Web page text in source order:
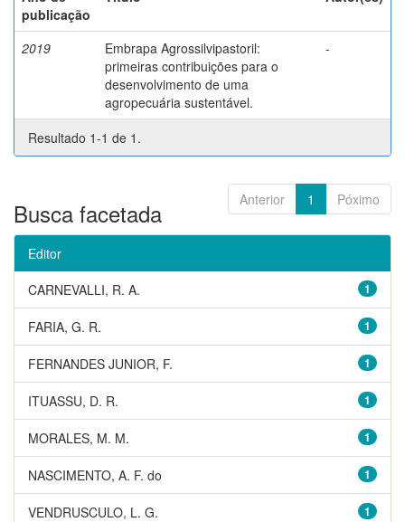
publicação
2019
Embrapa Agrossilvipastoril:
primeiras contribuições para o
desenvolvimento de uma
agropecuária sustentável.
-
Resultado 1-1 de 1.
Anterior 1 Póximo
Busca facetada
Editor
1
CARNEVALLI, R. A.
1
FARIA, G. R.
1
FERNANDES JUNIOR, F.
1
ITUASSU, D. R.
1
MORALES, M. M.
1
NASCIMENTO, A. F. do
1
VENDRUSCULO, L. G.